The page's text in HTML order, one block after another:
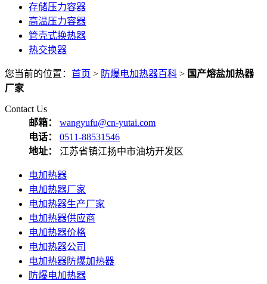
存储压力容器
高温压力容器
管壳式换热器
热交换器
您当前的位置： 首页 > 防爆电加热器百科 > 国产熔盐加热器
厂家
Contact Us
邮箱：
wangyufu@cn-yutai.com
电话：
0511-88531546
地址：
江苏省镇江扬中市油坊开发区
电加热器
电加热器厂家
电加热器生产厂家
电加热器供应商
电加热器价格
电加热器公司
电加热器防爆加热器
防爆电加热器